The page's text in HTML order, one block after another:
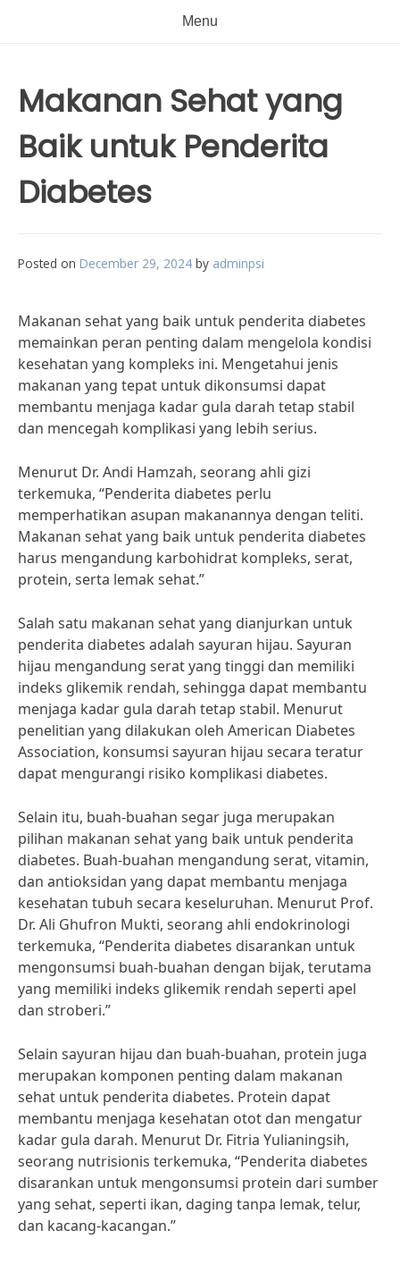
Menu
Makanan Sehat yang
Baik untuk Penderita
Diabetes
Posted on December 29, 2024 by adminpsi
Makanan sehat yang baik untuk penderita diabetes
memainkan peran penting dalam mengelola kondisi
kesehatan yang kompleks ini. Mengetahui jenis
makanan yang tepat untuk dikonsumsi dapat
membantu menjaga kadar gula darah tetap stabil
dan mencegah komplikasi yang lebih serius.
Menurut Dr. Andi Hamzah, seorang ahli gizi
terkemuka, “Penderita diabetes perlu
memperhatikan asupan makanannya dengan teliti.
Makanan sehat yang baik untuk penderita diabetes
harus mengandung karbohidrat kompleks, serat,
protein, serta lemak sehat.”
Salah satu makanan sehat yang dianjurkan untuk
penderita diabetes adalah sayuran hijau. Sayuran
hijau mengandung serat yang tinggi dan memiliki
indeks glikemik rendah, sehingga dapat membantu
menjaga kadar gula darah tetap stabil. Menurut
penelitian yang dilakukan oleh American Diabetes
Association, konsumsi sayuran hijau secara teratur
dapat mengurangi risiko komplikasi diabetes.
Selain itu, buah-buahan segar juga merupakan
pilihan makanan sehat yang baik untuk penderita
diabetes. Buah-buahan mengandung serat, vitamin,
dan antioksidan yang dapat membantu menjaga
kesehatan tubuh secara keseluruhan. Menurut Prof.
Dr. Ali Ghufron Mukti, seorang ahli endokrinologi
terkemuka, “Penderita diabetes disarankan untuk
mengonsumsi buah-buahan dengan bijak, terutama
yang memiliki indeks glikemik rendah seperti apel
dan stroberi.”
Selain sayuran hijau dan buah-buahan, protein juga
merupakan komponen penting dalam makanan
sehat untuk penderita diabetes. Protein dapat
membantu menjaga kesehatan otot dan mengatur
kadar gula darah. Menurut Dr. Fitria Yulianingsih,
seorang nutrisionis terkemuka, “Penderita diabetes
disarankan untuk mengonsumsi protein dari sumber
yang sehat, seperti ikan, daging tanpa lemak, telur,
dan kacang-kacangan.”